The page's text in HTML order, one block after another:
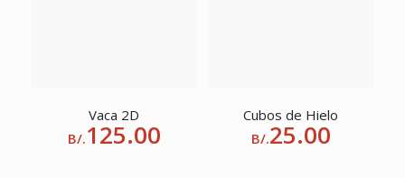
Vaca 2D
B/.125.00
Cubos de Hielo
B/.25.00